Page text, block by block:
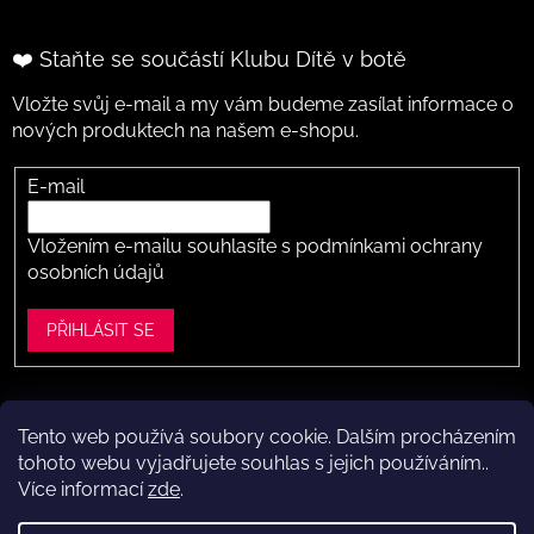
Tento web používá soubory cookie. Dalším procházením
tohoto webu vyjadřujete souhlas s jejich používáním..
Více informacízde.
❤️ Staňte se součástí Klubu Dítě v botě
Vložte svůj e-mail a my vám budeme zasílat informace o
nových produktech na našem e-shopu.
E-mail
Vložením e-mailu souhlasíte s podmínkami ochrany
osobních údajů
PŘIHLÁSIT SE
Vytvořil Shoptet